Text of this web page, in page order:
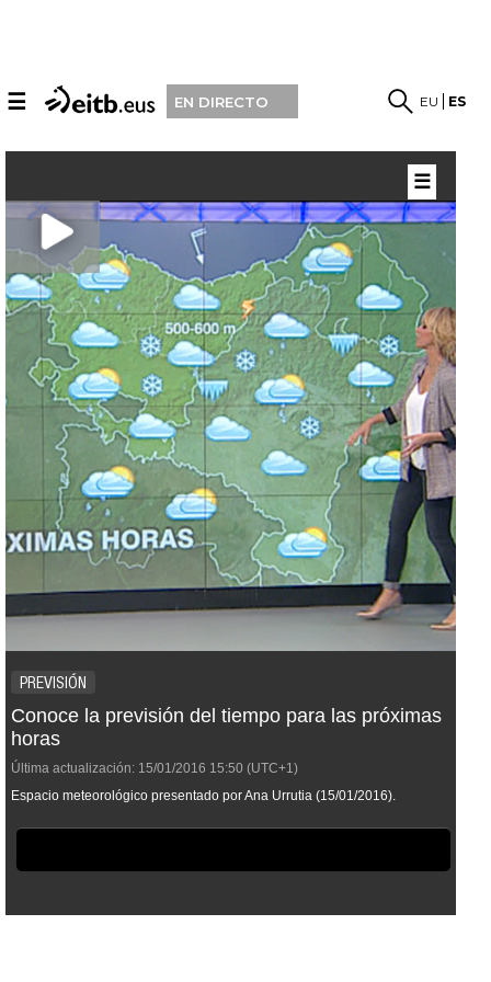
☰ EN DIRECTO EU ES
PREVISIÓN
Conoce la previsión del tiempo para las próximas
horas
Última actualización: 15/01/2016 15:50 (UTC+1)
Espacio meteorológico presentado por Ana Urrutia (15/01/2016).
☰